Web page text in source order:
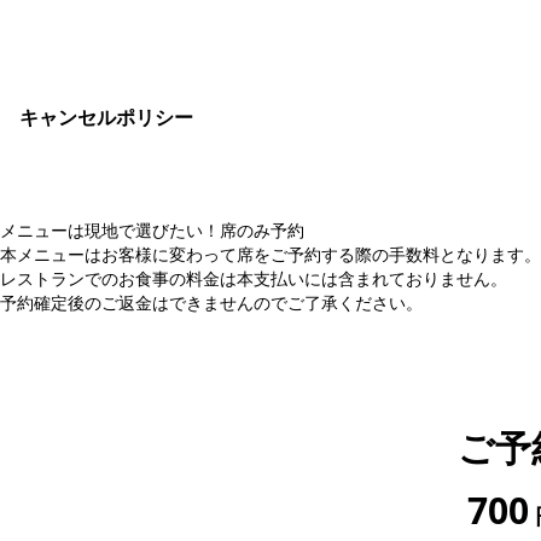
キャンセルポリシー
メニューは現地で選びたい！席のみ予約
本メニューはお客様に変わって席をご予約する際の手数料となります。
レストランでのお食事の料金は本支払いには含まれておりません。
予約確定後のご返金はできませんのでご了承ください。
ご予
700